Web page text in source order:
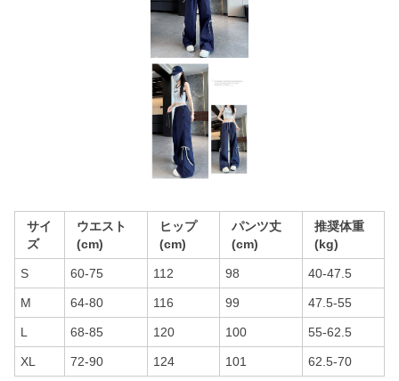
サイ
ズ
ウエスト
(cm)
ヒップ
(cm)
パンツ丈
(cm)
推奨体重
(kg)
S 60-75 112 98 40-47.5
M 64-80 116 99 47.5-55
L 68-85 120 100 55-62.5
XL 72-90 124 101 62.5-70